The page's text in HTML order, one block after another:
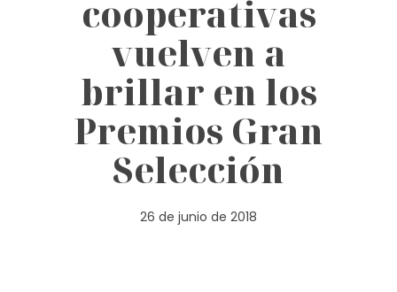
cooperativas
vuelven a
brillar en los
Premios Gran
Selección
26 de junio de 2018